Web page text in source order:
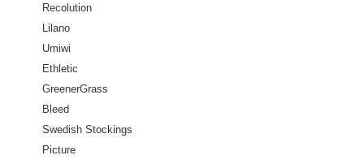
Recolution
Lilano
Umiwi
Ethletic
GreenerGrass
Bleed
Swedish Stockings
Picture